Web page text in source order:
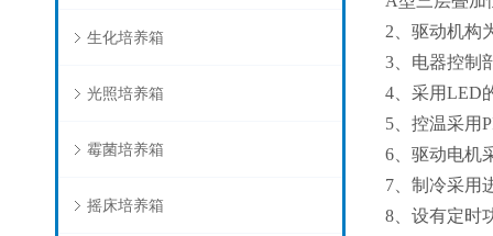
生化培养箱
光照培养箱
霉菌培养箱
摇床培养箱
2、驱动机构
3、电器控制
4、采用LED
5、控温采用
6、驱动电机
7、制冷采用
8、设有定时